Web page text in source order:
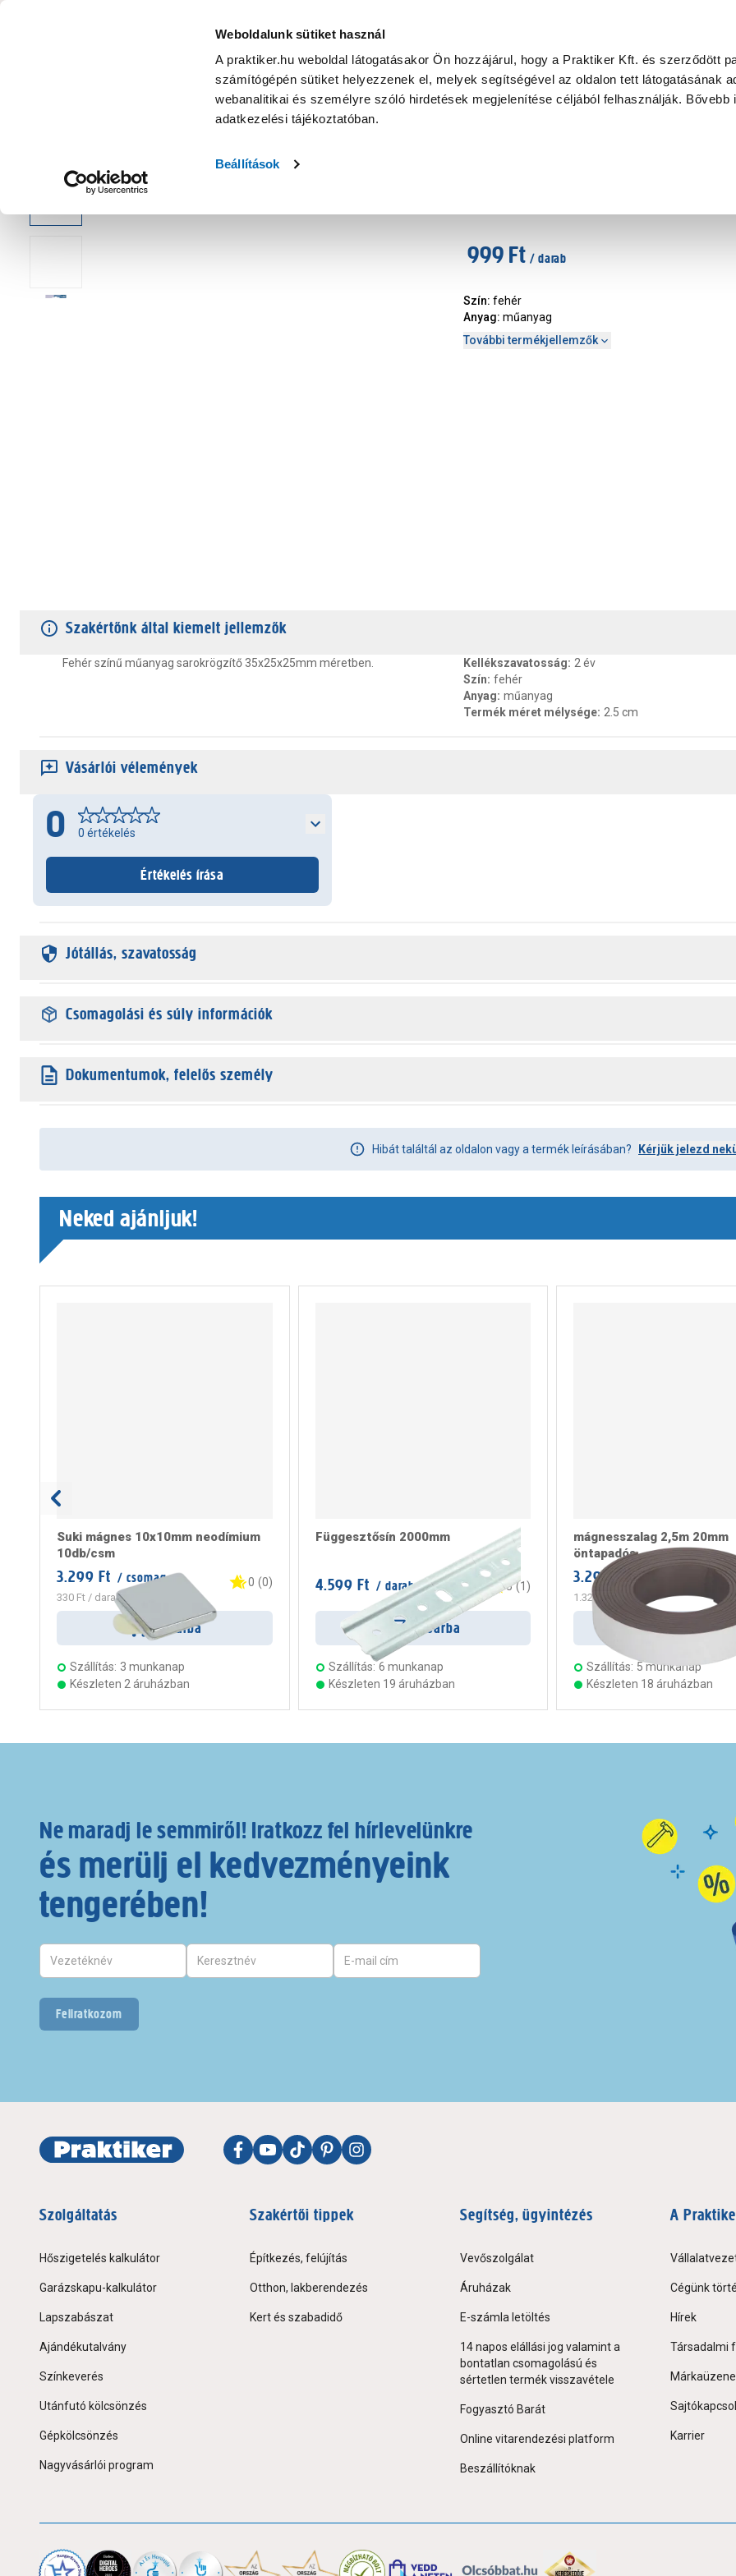
Weboldalunk sütiket használ
A praktiker.hu weboldal látogatásakor Ön hozzájárul, hogy a Praktiker Kft. és szerződött
számítógépén sütiket helyezzenek el, melyek segítségével az oldalon tett látogatásának
webanalitikai és személyre szóló hirdetések megjelenítése céljából felhasználják. Bővebb
adatkezelési tájékoztatóban.
Beállítások
KATEGÓRIÁK
Nyereményjáték Praktiker Professional Szakiajánló Ügyintézés és Információ
999 Ft / darab
Szín: fehér
Anyag: műanyag
További termékjellemzők
Szakértőnk által kiemelt jellemzők
Fehér színű műanyag sarokrögzítő 35x25x25mm méretben. Kellékszavatosság: 2 év
Szín: fehér
Anyag: műanyag
Termék méret mélysége: 2.5 cm
Vásárlói vélemények
0 0 értékelés
Értékelés írása
Jótállás, szavatosság
Csomagolási és súly információk
Dokumentumok, felelős személy
Hibát találtál az oldalon vagy a termék leírásában? Kérjük jelezd
Neked ajánljuk!
Suki mágnes 10x10mm neodímium
10db/csm
3.299 Ft / csomag
330 Ft / darab
0 (0)
Kosárba
Szállítás: 3 munkanap
Készleten 2 áruházban
Függesztősín 2000mm
4.599 Ft / darab 5 (1 )
Kosárba
Szállítás: 6 munkanap
Készleten 19 áruházban
mágnesszalag 2,5m 20mm
öntapadós
3.299 Ft / darab
1.320 Ft
Kosárba
Szállítás: 5 munkanap
Készleten 18 áruházban
Ne maradj le semmiről! Iratkozz fel hírlevelünkre
és merülj el kedvezményeink
tengerében!
Feliratkozom
Szolgáltatás
Hőszigetelés kalkulátor
Garázskapu-kalkulátor
Lapszabászat
Ajándékutalvány
Színkeverés
Utánfutó kölcsönzés
Gépkölcsönzés
Nagyvásárlói program
Szakértői tippek
Építkezés, felújítás
Otthon, lakberendezés
Kert és szabadidő
Segítség, ügyintézés
Vevőszolgálat
Áruházak
E-számla letöltés
14 napos elállási jog valamint a
bontatlan csomagolású és
sértetlen termék visszavétele
Fogyasztó Barát
Online vitarendezési platform
Beszállítóknak
A
Cégünk
Hírek
Társadalmi
Karrier